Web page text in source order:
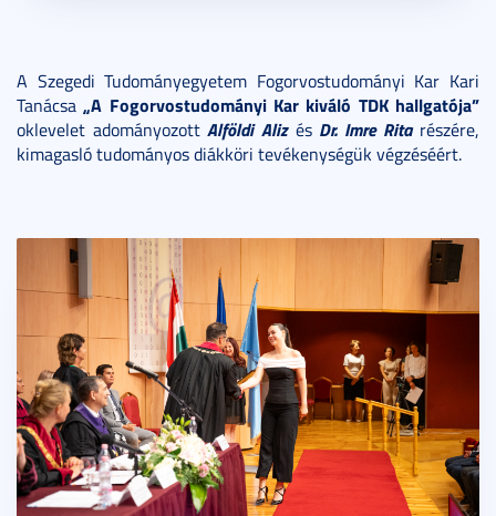
A Szegedi Tudományegyetem Fogorvostudományi Kar Kari
Tanácsa„A Fogorvostudományi Kar kiváló TDK hallgatója”
oklevelet adományozottAlföldi Alizés Dr. Imre Ritarészére,
kimagasló tudományos diákköri tevékenységük végzéséért.